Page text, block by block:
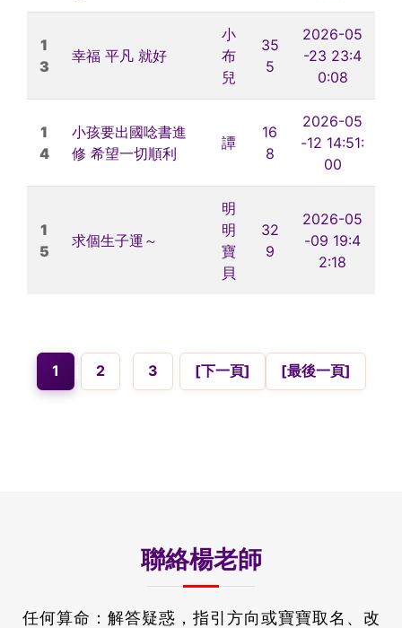
1
3
幸福 平凡 就好
小
布
兒
35
5
2026-05
-23 23:4
0:08
1
4
小孩要出國唸書進
修 希望一切順利
譚
16
8
2026-05
-12 14:51:
00
1
5
求個生子運～
明
明
寶
貝
32
9
2026-05
-09 19:4
2:18
1 2 3 [下一頁] [最後一頁]
聯絡楊老師
任何算命：解答疑惑，指引方向或寶寶取名、改